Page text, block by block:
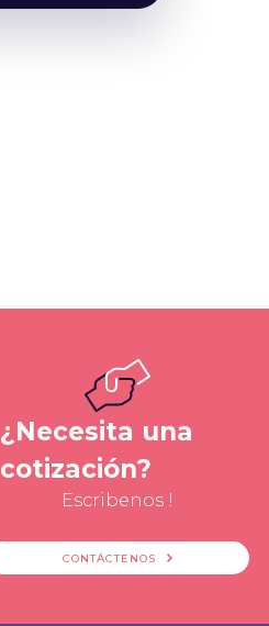
¿Necesita una
cotización?
Escribenos !
CONTÁCTENOS